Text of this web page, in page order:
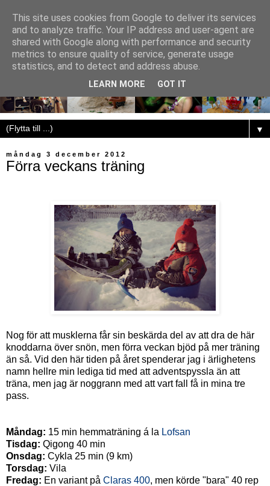
▼
måndag 3 december 2012
Förra veckans träning
Nog för att musklerna får sin beskärda del av att dra de här
knoddarna över snön, men förra veckan bjöd på mer träning
än så. Vid den här tiden på året spenderar jag i ärlighetens
namn hellre min lediga tid med att adventspyssla än att
träna, men jag är noggrann med att vart fall få in mina tre
pass.
Måndag: 15 min hemmaträning á la Lofsan
Tisdag: Qigong 40 min
Onsdag: Cykla 25 min (9 km)
Torsdag: Vila
Fredag: En variant på Claras 400, men körde "bara" 40 rep
This site uses cookies from Google to deliver its services
and to analyze traffic. Your IP address and user-agent are
shared with Google along with performance and security
metrics to ensure quality of service, generate usage
statistics, and to detect and address abuse.
LEARN MORE GOT IT